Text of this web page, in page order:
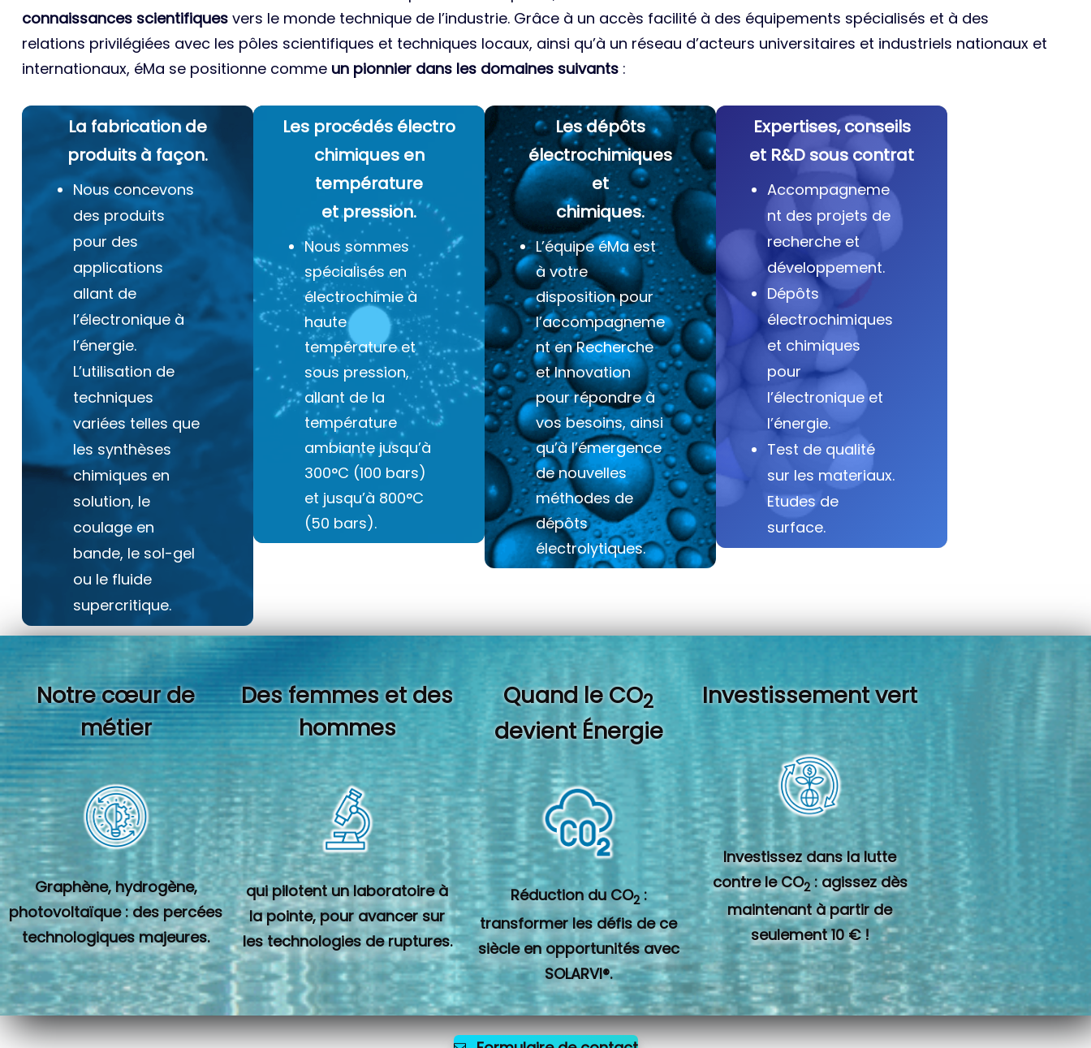
connaissances scientifiques vers le monde technique de l’industrie. Grâce à un accès facilité à des équipements spécialisés et à des
relations privilégiées avec les pôles scientifiques et techniques locaux, ainsi qu’à un réseau d’acteurs universitaires et industriels nationaux et
internationaux, éMa se positionne comme un pionnier dans les domaines suivants :
La fabrication de
produits à façon.
Nous concevons
des produits
pour des
applications
allant de
l’électronique à
l’énergie.
L’utilisation de
techniques
variées telles que
les synthèses
chimiques en
solution, le
coulage en
bande, le sol-gel
ou le fluide
supercritique.
Les procédés électro
chimiques en
température
et pression.
Nous sommes
spécialisés en
électrochimie à
haute
température et
sous pression,
allant de la
température
ambiante jusqu’à
300°C (100 bars)
et jusqu’à 800°C
(50 bars).
Les dépôts
électrochimiques
et
chimiques.
L’équipe éMa est
à votre
disposition pour
l’accompagneme
nt en Recherche
et Innovation
pour répondre à
vos besoins, ainsi
qu’à l’émergence
de nouvelles
méthodes de
dépôts
électrolytiques.
Expertises, conseils
et R&D sous contrat
Accompagneme
nt des projets de
recherche et
développement.
Dépôts
électrochimiques
et chimiques
pour
l’électronique et
l’énergie.
Test de qualité
sur les materiaux.
Etudes de
surface.
Notre cœur de
métier
Graphène, hydrogène,
photovoltaïque : des percées
technologiques majeures.
Des femmes et des
hommes
qui pilotent un laboratoire à
la pointe, pour avancer sur
les technologies de ruptures.
Quand le CO2
devient Énergie
Réduction du CO2 :
transformer les défis de ce
siècle en opportunités avec
SOLARVI®.
Investissement vert
Investissez dans la lutte
contre le CO2 : agissez dès
maintenant à partir de
seulement 10 € !